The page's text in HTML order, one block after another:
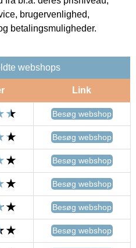
brugervenlighed,
betalingsmuligheder.
webshops
Link
Besøg webshop
Besøg webshop
Besøg webshop
Besøg webshop
Besøg webshop
Besøg webshop